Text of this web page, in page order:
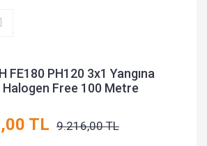
FE180 PH120 3x1 Yangına
Halogen Free 100 Metre
TL 9.216,00 TL